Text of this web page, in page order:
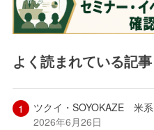
よく読まれている記事
ツクイ・SOYOKAZE 米
2026年6月26日